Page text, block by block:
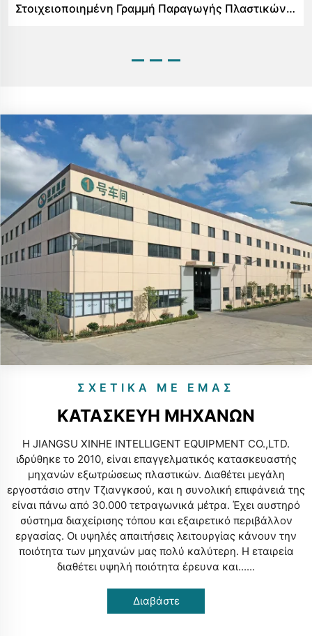
Στοιχειοποιημένη Γραμμή Παραγωγής Πλαστικών Τοιχών PVC WPC για Εσωτερική Κοσμήτικη
ΣΧΕΤΙΚΆ ΜΕ ΕΜΆΣ
ΚΑΤΑΣΚΕΥΉ ΜΗΧΑΝΏΝ
Η JIANGSU XINHE INTELLIGENT EQUIPMENT CO.,LTD.
ιδρύθηκε το 2010, είναι επαγγελματικός κατασκευαστής
μηχανών εξωτρώσεως πλαστικών. Διαθέτει μεγάλη
εργοστάσιο στην Τζιανγκσού, και η συνολική επιφάνειά της
είναι πάνω από 30.000 τετραγωνικά μέτρα. Έχει αυστηρό
σύστημα διαχείρισης τόπου και εξαιρετικό περιβάλλον
εργασίας. Οι υψηλές απαιτήσεις λειτουργίας κάνουν την
ποιότητα των μηχανών μας πολύ καλύτερη. Η εταιρεία
διαθέτει υψηλή ποιότητα έρευνα και......
Διαβάστε